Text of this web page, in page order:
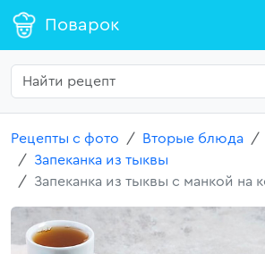
Поварок
Рецепты с фото Вторые блюда
Запеканка из тыквы
Запеканка из тыквы с манкой на